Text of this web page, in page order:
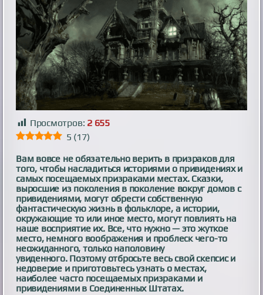
Просмотров: 2 655
5 (17)
Вам вовсе не обязательно верить в призраков для
того, чтобы насладиться историями о привидениях и
самых посещаемых призраками местах. Сказки,
выросшие из поколения в поколение вокруг домов с
привидениями, могут обрести собственную
фантастическую жизнь в фольклоре, а истории,
окружающие то или иное место, могут повлиять на
наше восприятие их. Все, что нужно — это жуткое
место, немного воображения и проблеск чего-то
неожиданного, только наполовину
увиденного. Поэтому отбросьте весь свой скепсис и
недоверие и приготовьтесь узнать о местах,
наиболее часто посещаемых призраками и
привидениями в Соединенных Штатах.